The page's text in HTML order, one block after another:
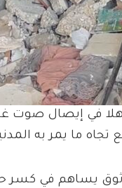
في إيصال صوت
تجاه ما يمر به
يساهم في كسر